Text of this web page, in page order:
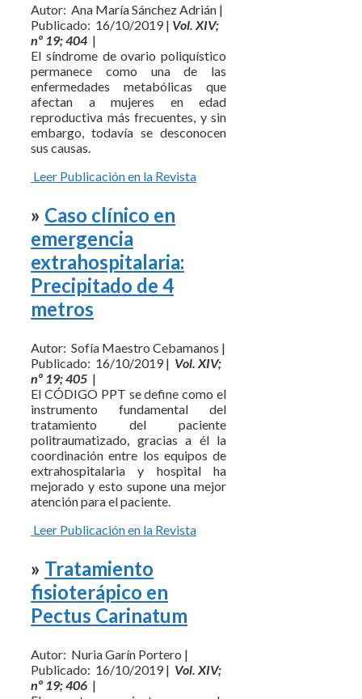
Autor: Ana María Sánchez Adrián |
Publicado: 16/10/2019 | Vol. XIV;
nº 19; 404 |
El síndrome de ovario poliquístico
permanece como una de las
enfermedades metabólicas que
afectan a mujeres en edad
reproductiva más frecuentes, y sin
embargo, todavía se desconocen
sus causas.
Leer Publicación en la Revista
» Caso clínico en
emergencia
extrahospitalaria:
Precipitado de 4
metros
Autor: Sofía Maestro Cebamanos |
Publicado: 16/10/2019 | Vol. XIV;
nº 19; 405 |
El CÓDIGO PPT se define como el
instrumento fundamental del
tratamiento del paciente
politraumatizado, gracias a él la
coordinación entre los equipos de
extrahospitalaria y hospital ha
mejorado y esto supone una mejor
atención para el paciente.
Leer Publicación en la Revista
» Tratamiento
fisioterápico en
Pectus Carinatum
Autor: Nuria Garín Portero |
Publicado: 16/10/2019 | Vol. XIV;
nº 19; 406 |